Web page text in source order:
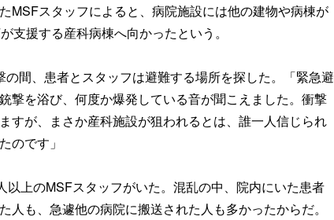
MSFスタッフによると、病院施設には他の建物や病棟が
支援する産科病棟へ向かったという。
間、患者とスタッフは避難する場所を探した。「緊急避
撃を浴び、何度か爆発している音が聞こえました。衝撃
すが、まさか産科施設が狙われるとは、誰一人信じられ
のです」
上のMSFスタッフがいた。混乱の中、院内にいた患者
も、急遽他の病院に搬送された人も多かったからだ。